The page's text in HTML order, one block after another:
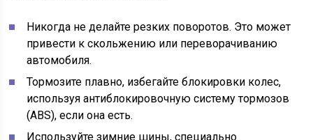
Никогда не делайте резких поворотов. Это может
привести к скольжению или переворачиванию
автомобиля.
Тормозите плавно, избегайте блокировки колес,
используя антиблокировочную систему тормозов
(ABS), если она есть.
Используйте зимние шины, специально